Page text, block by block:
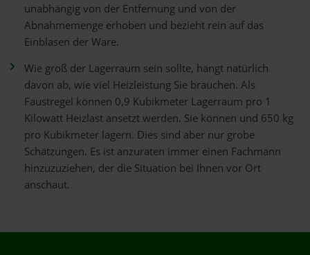
unabhängig von der Entfernung und von der
Abnahmemenge erhoben und bezieht rein auf das
Einblasen der Ware.
Wie groß der Lagerraum sein sollte, hängt natürlich
davon ab, wie viel Heizleistung Sie brauchen. Als
Faustregel können 0,9 Kubikmeter Lagerraum pro 1
Kilowatt Heizlast ansetzt werden. Sie können und 650 kg
pro Kubikmeter lagern. Dies sind aber nur grobe
Schätzungen. Es ist anzuraten immer einen Fachmann
hinzuzuziehen, der die Situation bei Ihnen vor Ort
anschaut.